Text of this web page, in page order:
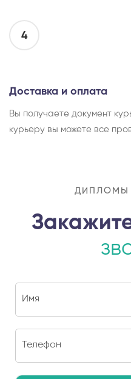
4
Доставка и оплата
Вы получаете документ
курьеру вы можете все
ДИПЛОМЫ